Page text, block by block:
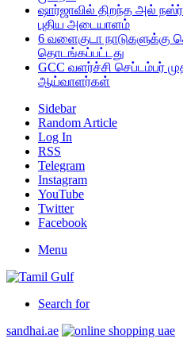
ஷார்ஜாவில் திறந்த அல்
புதிய அடையாளம்
6 வளைகுடா நாடுகளுக்கு
தொடங்கப்பட்டது
GCC வளர்ச்சி செப்டம்பர்
ஆய்வாளர்கள்
Sidebar
Random Article
Log In
RSS
Telegram
Instagram
YouTube
Twitter
Facebook
Menu
Search for
sandhai.ae